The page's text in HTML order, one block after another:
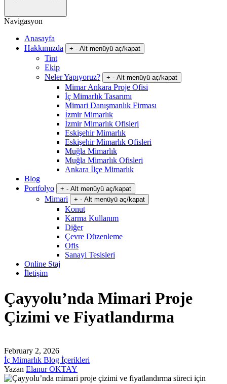
Navigasyon
Anasayfa
Hakkımızda
+ - Alt menüyü aç/kapat
Tint
Ekip
Neler Yapıyoruz?
+ - Alt menüyü aç/kapat
Mimar Ankara Proje Ofisi
İç Mimarlık Tasarımı
Mimari Danışmanlık Firması
İzmir Mimarlık
İzmir Mimarlık Ofisleri
Eskişehir Mimarlık
Eskişehir Mimarlık Ofisleri
Muğla Mimarlık
Muğla Mimarlık Ofisleri
Ankara İlçe Mimarlık
Blog
Portfolyo
+ - Alt menüyü aç/kapat
Mimari + - Alt menüyü aç/kapat
Konut
Karma Kullanım
Diğer
Çevre Düzenleme
Ofis
Sanayi Tesisleri
Online Staj
İletişim
Çayyolu’nda Mimari Proje
Çizimi ve Fiyatlandırma
February 2, 2026
İç Mimarlık Blog İçerikleri
Yazan Elanur OKTAY